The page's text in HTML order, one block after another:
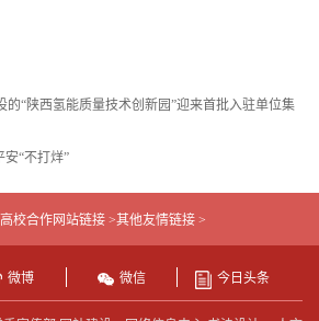
的“陕西氢能质量技术创新园”迎来首批入驻单位集
安“不打烊”
高校合作网站链接 >其他友情链接 >
微博 微信 今日头条